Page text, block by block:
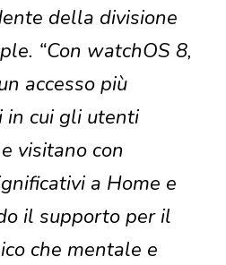
della divisione
“Con watchOS 8,
accesso più
in cui gli utenti
visitano con
a Home e
il supporto per il
che mentale e